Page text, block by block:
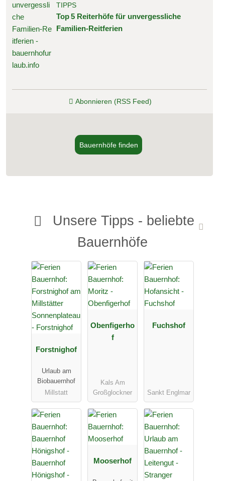
TIPPS
Top 5 Reiterhöfe für unvergessliche
Familien‑Reitferien
Abonnieren (RSS Feed)
Bauernhöfe finden
Unsere Tipps - beliebte
Bauernhöfe
Forstnighof
Urlaub am
Biobauernhof
Millstatt
Obenfigerho
f
Kals Am
Großglockner
Fuchshof
Sankt Englmar
Mooserhof